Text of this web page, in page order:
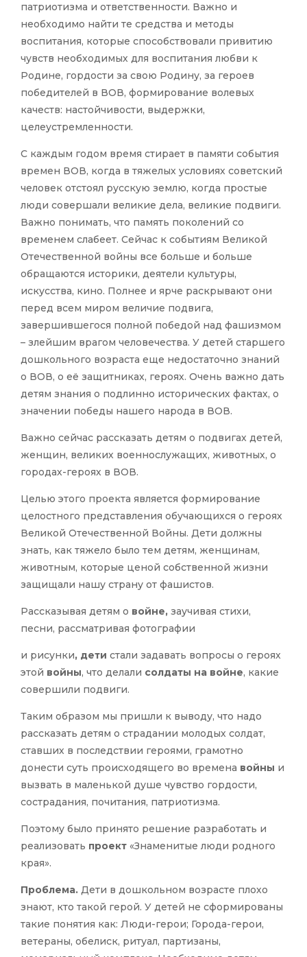
патриотизма и ответственности. Важно и
необходимо найти те средства и методы
воспитания, которые способствовали привитию
чувств необходимых для воспитания любви к
Родине, гордости за свою Родину, за героев
победителей в ВОВ, формирование волевых
качеств: настойчивости, выдержки,
целеустремленности.
С каждым годом время стирает в памяти события
времен ВОВ, когда в тяжелых условиях советский
человек отстоял русскую землю, когда простые
люди совершали великие дела, великие подвиги.
Важно понимать, что память поколений со
временем слабеет. Сейчас к событиям Великой
Отечественной войны все больше и больше
обращаются историки, деятели культуры,
искусства, кино. Полнее и ярче раскрывают они
перед всем миром величие подвига,
завершившегося полной победой над фашизмом
– злейшим врагом человечества. У детей старшего
дошкольного возраста еще недостаточно знаний
о ВОВ, о её защитниках, героях. Очень важно дать
детям знания о подлинно исторических фактах, о
значении победы нашего народа в ВОВ.
Важно сейчас рассказать детям о подвигах детей,
женщин, великих военнослужащих, животных, о
городах-героях в ВОВ.
Целью этого проекта является формирование
целостного представления обучающихся о героях
Великой Отечественной Войны. Дети должны
знать, как тяжело было тем детям, женщинам,
животным, которые ценой собственной жизни
защищали нашу страну от фашистов.
Рассказывая детям о войне, заучивая стихи,
песни, рассматривая фотографии
и рисунки, дети стали задавать вопросы о героях
этой войны, что делали солдаты на войне, какие
совершили подвиги.
Таким образом мы пришли к выводу, что надо
рассказать детям о страдании молодых солдат,
ставших в последствии героями, грамотно
донести суть происходящего во времена войны и
вызвать в маленькой душе чувство гордости,
сострадания, почитания, патриотизма.
Поэтому было принято решение разработать и
реализовать проект «Знаменитые люди родного
края».
Проблема. Дети в дошкольном возрасте плохо
знают, кто такой герой. У детей не сформированы
такие понятия как: Люди-герои; Города-герои,
ветераны, обелиск, ритуал, партизаны,